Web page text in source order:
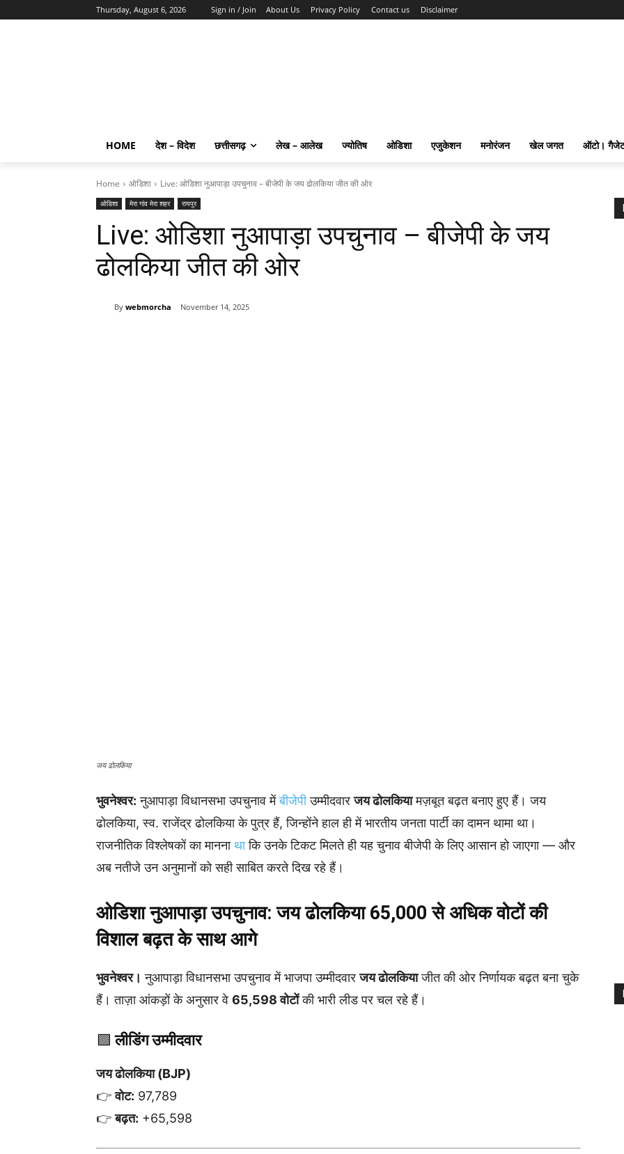
Thursday, August 6, 2026 Sign in / Join About Us Privacy Policy Contact us Disclaimer
HOME देश – विदेश छत्तीसगढ़ लेख – आलेख ज्योतिष ओडिशा एजुकेशन मनोरंजन खेल जगत ऑटो।
Home ओडिशा Live: ओडिशा नुआपाड़ा उपचुनाव – बीजेपी के जय ढोलकिया जीत की ओर
ओडिशा मेरा गांव मेरा शहर रायपुर
Live: ओडिशा नुआपाड़ा उपचुनाव – बीजेपी के जय
ढोलकिया जीत की ओर
By webmorcha November 14, 2025
जय ढोलकिया
भुवनेश्वर: नुआपाड़ा विधानसभा उपचुनाव मेंबीजेपीउम्मीदवारजय ढोलकियामज़बूत बढ़त बनाए हुए हैं। जय
ढोलकिया, स्व. राजेंद्र ढोलकिया के पुत्र हैं, जिन्होंने हाल ही में भारतीय जनता पार्टी का दामन थामा था।
राजनीतिक विश्लेषकों का मानना थाकि उनके टिकट मिलते ही यह चुनाव बीजेपी के लिए आसान हो जाएगा — और
अब नतीजे उन अनुमानों को सही साबित करते दिख रहे हैं।
ओडिशा नुआपाड़ा उपचुनाव: जय ढोलकिया 65,000 से अधिक वोटों की
विशाल बढ़त के साथ आगे
भुवनेश्वर। नुआपाड़ा विधानसभा उपचुनाव में भाजपा उम्मीदवारजय ढोलकियाजीत की ओर निर्णायक बढ़त बना चुके
हैं। ताज़ा आंकड़ों के अनुसार वे 65,598 वोटोंकी भारी लीड पर चल रहे हैं।
🟩लीडिंग उम्मीदवार
जय ढोलकिया (BJP)
👉वोट: 97,789
👉बढ़त: +65,598